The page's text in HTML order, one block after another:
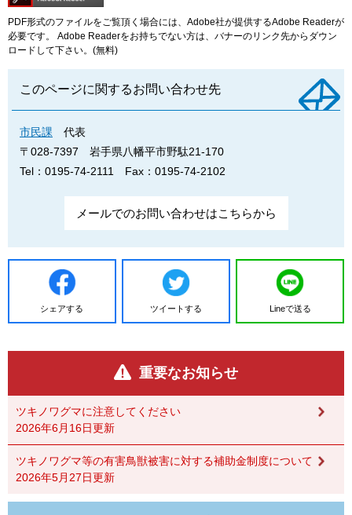
PDF形式のファイルをご覧頂く場合には、Adobe社が提供するAdobe Readerが
必要です。
Adobe Readerをお持ちでない方は、バナーのリンク先からダウン
ロードして下さい。(無料)
このページに関するお問い合わせ先
市民課
代表
〒028-7397
岩手県八幡平市野駄21-170
Tel：0195-74-2111
Fax：0195-74-2102
メールでのお問い合わせはこちらから
シェアする ツイートする Lineで送る
重要なお知らせ
ツキノワグマに注意してください
2026年6月16日更新
ツキノワグマ等の有害鳥獣被害に対する補助金制度について
2026年5月27日更新